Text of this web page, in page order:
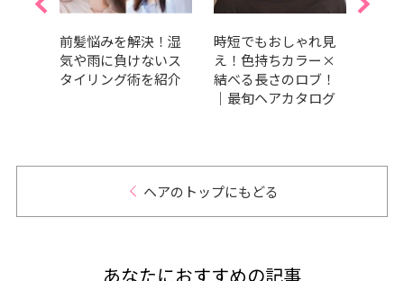
前髪悩みを解決！湿
気や雨に負けないス
タイリング術を紹介
時短でもおしゃれ見
え！色持ちカラー×
結べる長さのロブ！
｜最旬ヘアカタログ
ヘアのトップにもどる
あなたにおすすめの記事